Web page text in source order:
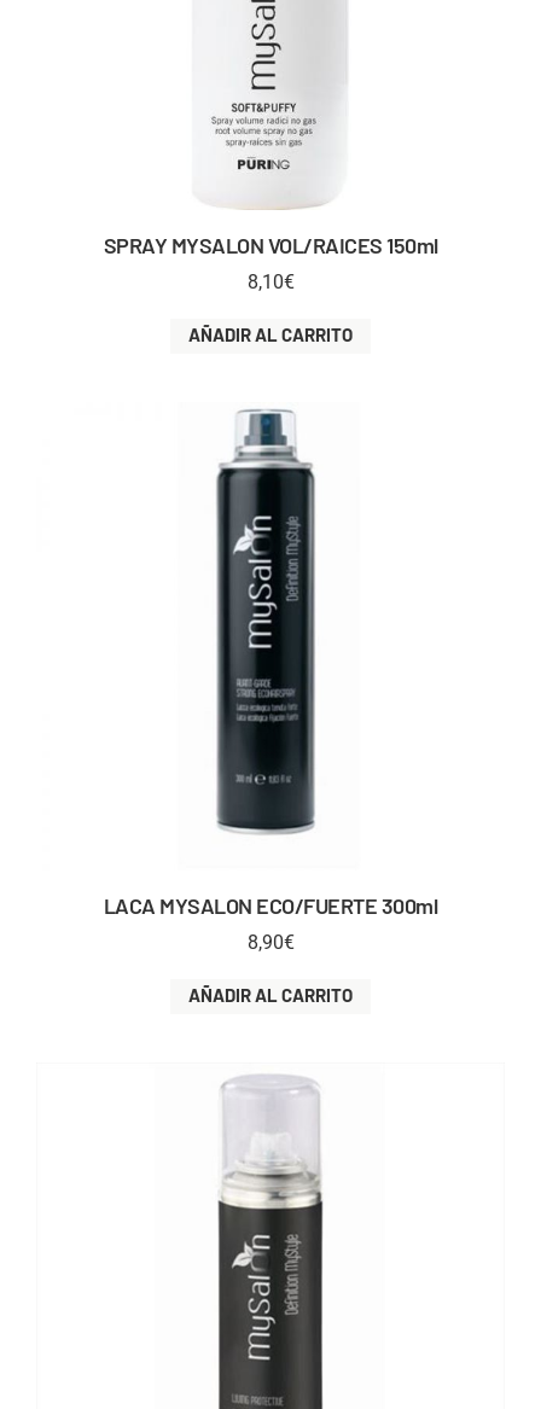
SPRAY MYSALON VOL/RAICES 150ml
8,10€
AÑADIR AL CARRITO
LACA MYSALON ECO/FUERTE 300ml
8,90€
AÑADIR AL CARRITO